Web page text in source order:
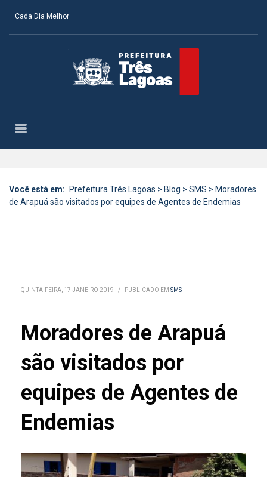
Cada Dia Melhor
Você está em: Prefeitura Três Lagoas > Blog > SMS > Moradores
de Arapuá são visitados por equipes de Agentes de Endemias
QUINTA-FEIRA, 17 JANEIRO 2019 / PUBLICADO EM SMS
Moradores de Arapuá
são visitados por
equipes de Agentes de
Endemias